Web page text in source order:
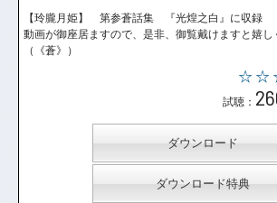
【玲朧月姫】 第参蒼話集 『光煌之白』
動画が御座居ますので、是非、御覧戴けますと嬉
（《蒼》）
試聴：
ダウンロード
ダウンロード特典